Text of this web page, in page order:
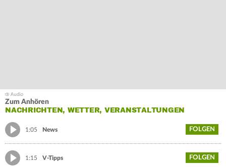
Zum Anhören
NACHRICHTEN, WETTER, VERANSTALTUNGEN
1:05 News FOLGEN
1:15 V-Tipps FOLGEN